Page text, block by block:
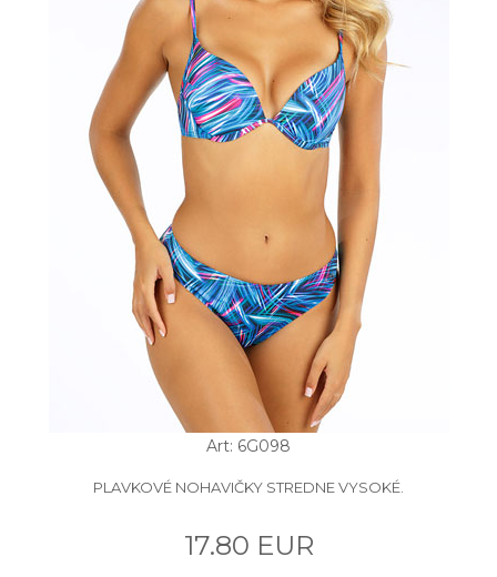
Art: 6G098
PLAVKOVÉ NOHAVIČKY STREDNE VYSOKÉ.
17.80 EUR